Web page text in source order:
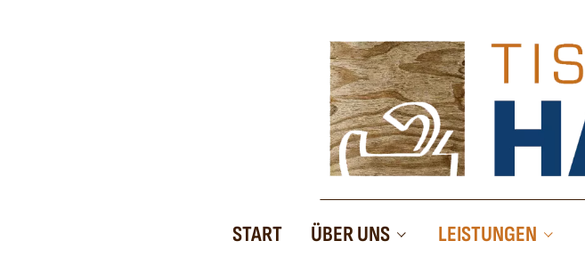
START ÜBER UNS LEISTUNGEN